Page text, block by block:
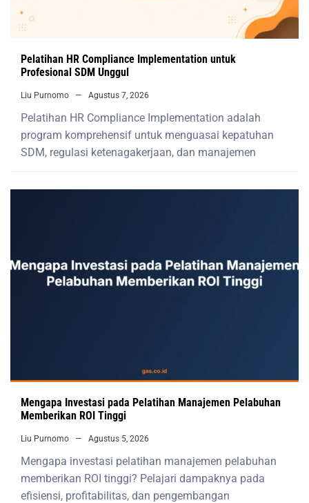
Pelatihan HR Compliance Implementation untuk
Profesional SDM Unggul
Liu Purnomo Agustus 7, 2026
Pelatihan HR Compliance Implementation adalah
program komprehensif untuk menguasai kepatuhan
SDM, regulasi ketenagakerjaan, dan manajemen
Mengapa Investasi pada Pelatihan Manajemen Pelabuhan
Memberikan ROI Tinggi
Liu Purnomo Agustus 5, 2026
Mengapa investasi pelatihan manajemen pelabuhan
memberikan ROI tinggi? Pelajari dampaknya pada
efisiensi, profitabilitas, dan pengembangan